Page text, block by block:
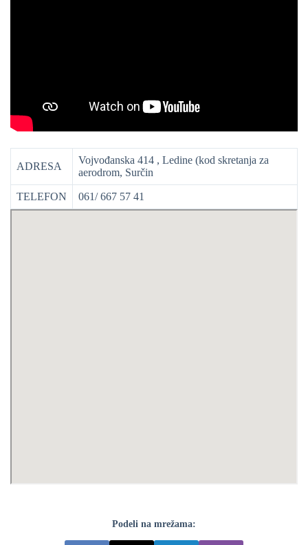
ADRESA
Vojvođanska 414 , Ledine (kod skretanja za
aerodrom, Surčin
TELEFON 061/ 667 57 41
Podeli na mrežama: